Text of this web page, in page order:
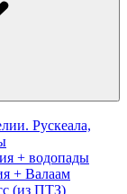
Рускеала,
+ водопады
+ Валаам
(из ПТЗ)